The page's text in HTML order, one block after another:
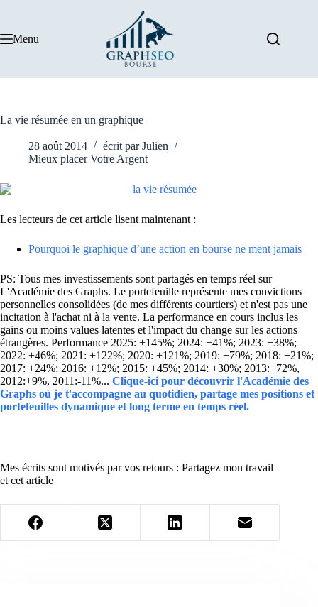
Menu
La vie résumée en un graphique
28 août 2014 écrit par Julien
Mieux placer Votre Argent
Les lecteurs de cet article lisent maintenant :
Pourquoi le graphique d’une action en bourse ne ment jamais
PS: Tous mes investissements sont partagés en temps réel sur
L'Académie des Graphs. Le portefeuille représente mes convictions
personnelles consolidées (de mes différents courtiers) et n'est pas une
incitation à l'achat ni à la vente. La performance en cours inclus les
gains ou moins values latentes et l'impact du change sur les actions
étrangères. Performance 2025: +145%; 2024: +41%; 2023: +38%;
2022: +46%; 2021: +122%; 2020: +121%; 2019: +79%; 2018: +21%;
2017: +24%; 2016: +12%; 2015: +45%; 2014: +30%; 2013:+72%,
2012:+9%, 2011:-11%... Clique-ici pour découvrir l'Académie des
Graphs où je t'accompagne au quotidien, partage mes positions et
portefeuilles dynamique et long terme en temps réel.
Mes écrits sont motivés par vos retours : Partagez mon travail
et cet article